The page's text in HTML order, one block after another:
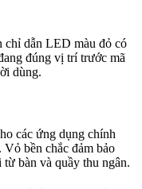
chỉ dẫn LED màu đỏ có
đúng vị trí trước mã
dùng.
các ứng dụng chính
bền chắc đảm bảo
bàn và quầy thu ngân.